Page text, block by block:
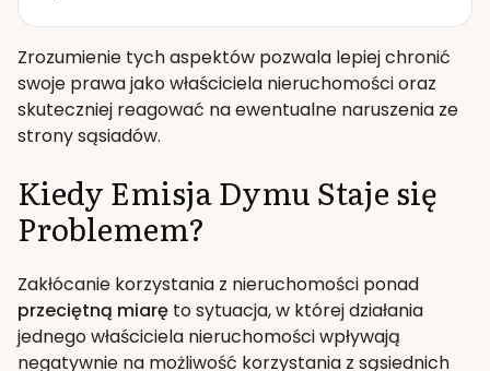
Zrozumienie tych aspektów pozwala lepiej chronić
swoje prawa jako właściciela nieruchomości oraz
skuteczniej reagować na ewentualne naruszenia ze
strony sąsiadów.
Kiedy Emisja Dymu Staje się
Problemem?
Zakłócanie korzystania z nieruchomości ponad
przeciętną miarę to sytuacja, w której działania
jednego właściciela nieruchomości wpływają
negatywnie na możliwość korzystania z sąsiednich